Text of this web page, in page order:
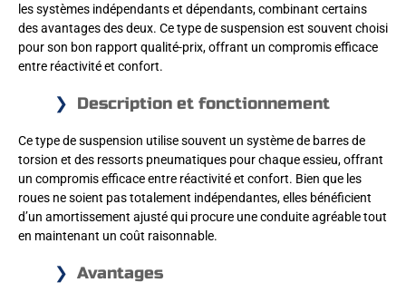
les systèmes indépendants et dépendants, combinant certains
des avantages des deux. Ce type de suspension est souvent choisi
pour son bon rapport qualité-prix, offrant un compromis efficace
entre réactivité et confort.
Description et fonctionnement
Ce type de suspension utilise souvent un système de barres de
torsion et des ressorts pneumatiques pour chaque essieu, offrant
un compromis efficace entre réactivité et confort. Bien que les
roues ne soient pas totalement indépendantes, elles bénéficient
d’un amortissement ajusté qui procure une conduite agréable tout
en maintenant un coût raisonnable.
Avantages